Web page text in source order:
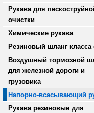
Рукава для
очистки
Химические рукава
Резиновый шланг
Воздушный тормозной
для железной дороги и
грузовика
Напорно-всасывающий
Рукава резиновые для